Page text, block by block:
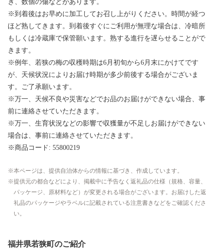
き、数個の傷などがあります。
※到着後はお早めに加工してお召し上がりください。時間が経つ
ほど熟してきます。到着後すぐにご利用が無理な場合は、冷暗所
もしくは冷蔵庫で保管願います。熟する進行を遅らせることがで
きます。
※例年、若狭の梅の収穫時期は6月初旬から6月末にかけてです
が、天候状況によりお届け時期が多少前後する場合がございま
す。ご了承願います。
※万一、天候不良や災害などでお品のお届けができない場合、事
前に連絡させていただきます。
※万一、生育状況などの影響で収獲量が不足しお届けができない
場合は、事前に連絡させていただきます。
※商品コード: 55800219
本ページは、提供自治体からの情報に基づき、作成しています。
提供元の都合などにより、掲載中に予告なく返礼品の仕様（規格、容量、
パッケージ、原材料など）が変更される場合がございます。お届けした返
礼品のパッケージやラベルに記載されている注意書きなどをご確認くださ
い。
福井県若狭町のご紹介